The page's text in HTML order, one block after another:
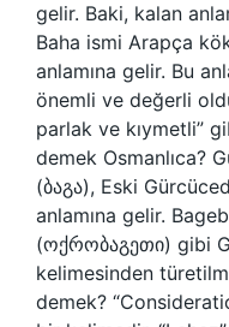
gelir. Baki, kalan
Baha ismi Arapça
anlamına gelir. Bu
önemli ve değerli
parlak ve kıymetli”
demek Osmanlıca?
(ბაგა), Eski
anlamına gelir.
(ოქრობაგეთი) gibi
kelimesinden
demek?